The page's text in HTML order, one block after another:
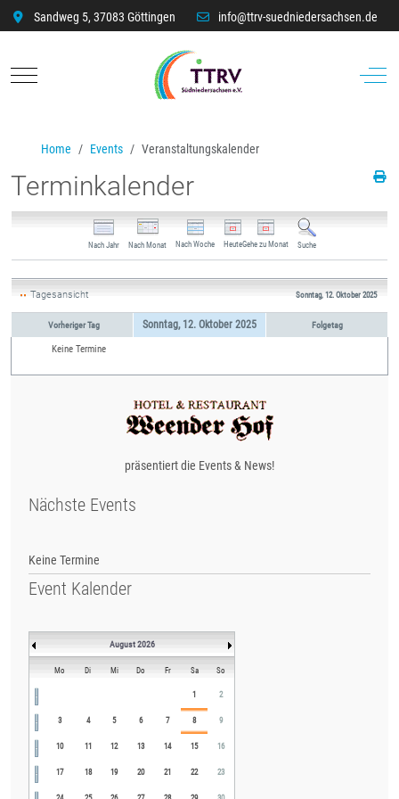
Sandweg 5, 37083 Göttingen info@ttrv-suedniedersachsen.de
Mobile Menu Toggle Off-
Home Events Veranstaltungskalender
Terminkalender
Nach Jahr Nach Monat Nach Woche HeuteGehe zu Monat Suche
Tagesansicht Sonntag, 12. Oktober 2025
Vorheriger Tag Sonntag, 12. Oktober 2025 Folgetag
Keine Termine
präsentiert die Events & News!
Nächste Events
Keine Termine
Event Kalender
August 2026
Mo Di Mi Do Fr Sa So
1 2
3 4 5 6 7 8 9
10 11 12 13 14 15 16
17 18 19 20 21 22 23